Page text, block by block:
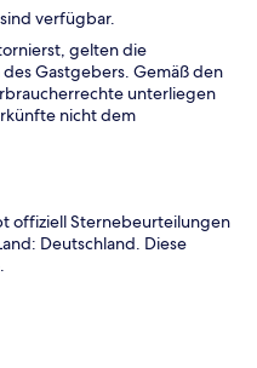
verfügbar.
gelten die
Gastgebers. Gemäß den
unterliegen
nicht dem
offiziell Sternebeurteilungen
Deutschland. Diese